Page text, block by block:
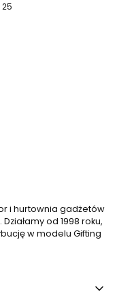
25
i hurtownia gadżetów
od 1998 roku,
w modelu Gifting